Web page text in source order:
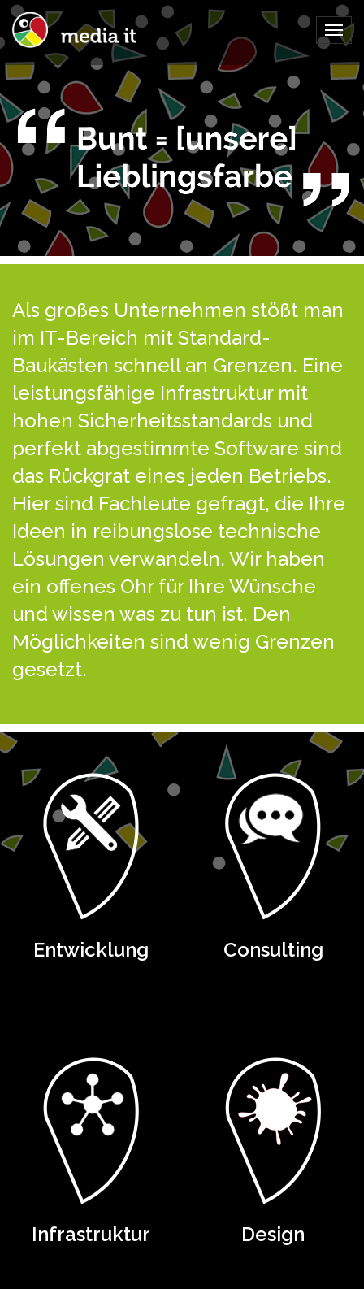
Als großes Unternehmen stößt man
im IT-Bereich mit Standard-
Baukästen schnell an Grenzen. Eine
leistungsfähige Infrastruktur mit
hohen Sicherheitsstandards und
perfekt abgestimmte Software sind
das Rückgrat eines jeden Betriebs.
Hier sind Fachleute gefragt, die Ihre
Ideen in reibungslose technische
Lösungen verwandeln. Wir haben
ein offenes Ohr für Ihre Wünsche
und wissen was zu tun ist. Den
Möglichkeiten sind wenig Grenzen
gesetzt.
Entwicklung Consulting
Infrastruktur Design